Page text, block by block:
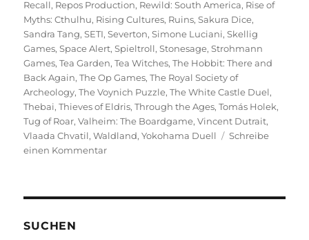
Recall, Repos Production, Rewild: South America, Rise of
Myths: Cthulhu, Rising Cultures, Ruins,Sakura Dice,
Sandra Tang,SETI,Severton,Simone Luciani,Skellig
Games,Space Alert,Spieltroll,Stonesage,Strohmann
Games,Tea Garden,Tea Witches,The Hobbit: There and
Back Again,The Op Games,The Royal Society of
Archeology,The Voynich Puzzle,The White Castle Duel,
Thebai,Thieves of Eldris,Through the Ages,Tomás Holek,
Tug of Roar,Valheim: The Boardgame,Vincent Dutrait,
Vlaada Chvatil,Waldland,Yokohama Duell
Schreibe
einen Kommentarzu
SUCHEN